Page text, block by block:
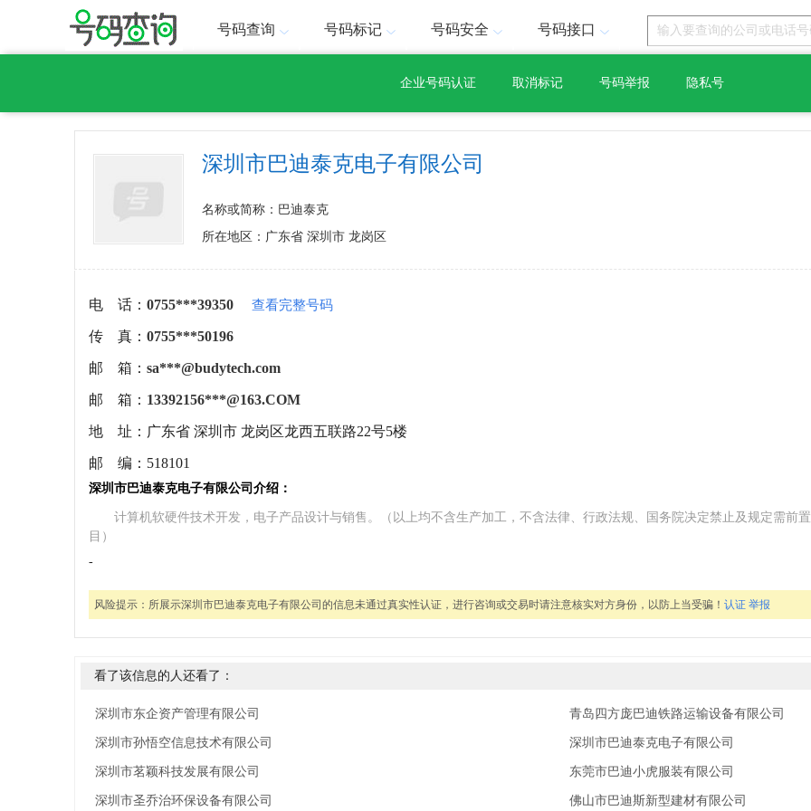
号码查询 号码标记 号码安全 号码接口
企业号码认证 取消标记 号码举报 隐私号
深圳市巴迪泰克电子有限公司
名称或简称：巴迪泰克
所在地区：广东省 深圳市 龙岗区
电 话： 0755***39350 查看完整号码
传 真： 0755***50196
邮 箱： sa***@budytech.com
邮 箱： 13392156***@163.COM
地 址： 广东省 深圳市 龙岗区龙西五联路22号5楼
邮 编： 518101
深圳市巴迪泰克电子有限公司介绍：
计算机软硬件技术开发，电子产品设计与销售。（以上均不含生产加工，不含法律、行政法规、国务院决定禁止及规定需前
目）
-
风险提示： 所展示深圳市巴迪泰克电子有限公司的信息未通过真实性认证，进行咨询或交易时请注意核实对方身份，以防上当受骗！ 认证 举报
看了该信息的人还看了：
深圳市东企资产管理有限公司
深圳市孙悟空信息技术有限公司
深圳市茗颖科技发展有限公司
深圳市圣乔治环保设备有限公司
青岛四方庞巴迪铁路运输设备有限公司
深圳市巴迪泰克电子有限公司
东莞市巴迪小虎服装有限公司
佛山市巴迪斯新型建材有限公司